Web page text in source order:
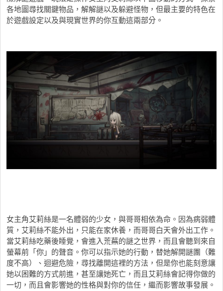
各地圖尋找關鍵物品，解解謎以及躲避怪物，但最主要的特色在
於遊戲設定以及與現實世界的你互動這兩部分。
女主角艾莉絲是一名體弱的少女，與哥哥相依為命。因為病弱體
質，艾莉絲不能外出，只能在家休養，而哥哥白天會外出工作。
當艾莉絲吃藥後睡覺，會進入荒蕪的謎之世界，而且會聽到來自
螢幕前「你」的聲音。你可以指示她的行動，替她解開謎團（難
度不高）、迴避危險，尋找離開這裡的方法，但是你也能刻意讓
她以困難的方式前進，甚至讓她死亡，而且艾莉絲會記得你做的
一切，而且會影響她的性格與對你的信任，繼而影響故事發展。